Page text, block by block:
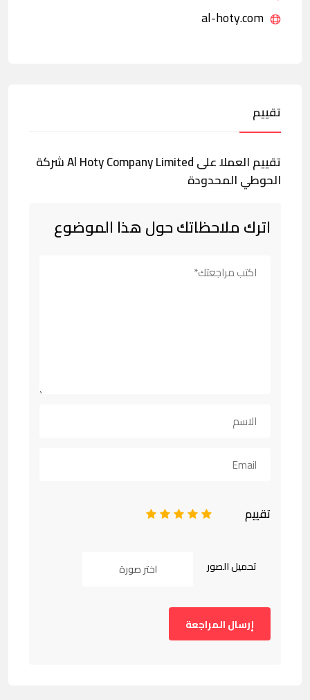
تقييم
تقييم العملا على Al Hoty Company Limited شركة
الحوطي المحدودة
اترك ملاحظاتك حول هذا الموضوع
تقييم 5
4
3
2
تحميل الصور اختر صورة